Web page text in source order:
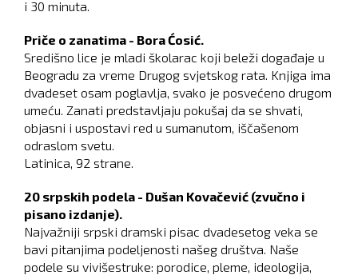
i 30 minuta.
Priče o zanatima - Bora Ćosić.
Središno lice je mladi školarac koji beleži događaje u
Beogradu za vreme Drugog svjetskog rata. Knjiga ima
dvadeset osam poglavlja, svako je posvećeno drugom
umeću. Zanati predstavljaju pokušaj da se shvati,
objasni i uspostavi red u sumanutom, iščašenom
odraslom svetu.
Latinica, 92 strane.
20 srpskih podela - Dušan Kovačević (zvučno i
pisano izdanje).
Najvažniji srpski dramski pisac dvadesetog veka se
bavi pitanjima podeljenosti našeg društva. Naše
podele su vivišestruke: porodice, pleme, ideologija,